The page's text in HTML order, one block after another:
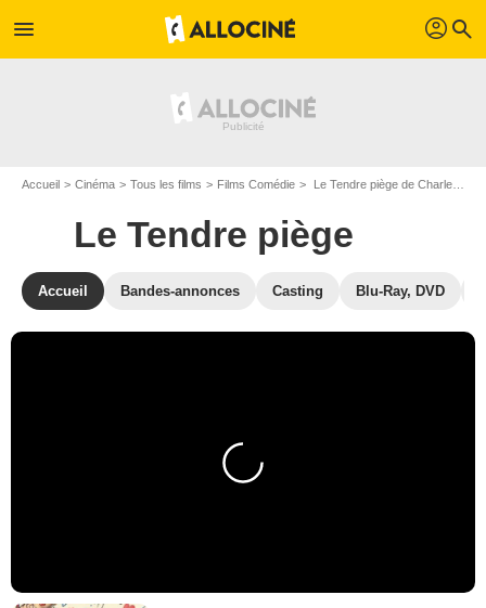
menu profil search
Accueil Cinéma Tous les films Films Comédie Le Tendre piège de Charles Walters
Le Tendre piège
Accueil Bandes-annonces Casting Blu-Ray, DVD